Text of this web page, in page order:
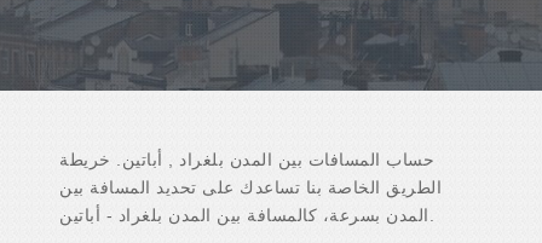
حساب المسافات بين المدن بلغراد , أباتين. خريطة
الطريق الخاصة بنا تساعدك على تحديد المسافة بين